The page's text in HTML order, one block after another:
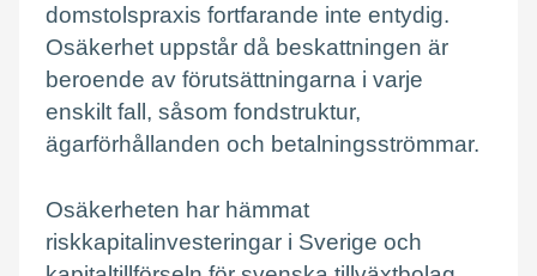
domstolspraxis fortfarande inte entydig.
Osäkerhet uppstår då beskattningen är
beroende av förutsättningarna i varje
enskilt fall, såsom fondstruktur,
ägarförhållanden och betalningsströmmar.
Osäkerheten har hämmat
riskkapitalinvesteringar i Sverige och